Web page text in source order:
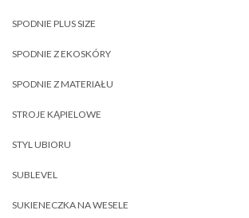
SPODNIE PLUS SIZE
SPODNIE Z EKOSKÓRY
SPODNIE Z MATERIAŁU
STROJE KĄPIELOWE
STYL UBIORU
SUBLEVEL
SUKIENECZKA NA WESELE